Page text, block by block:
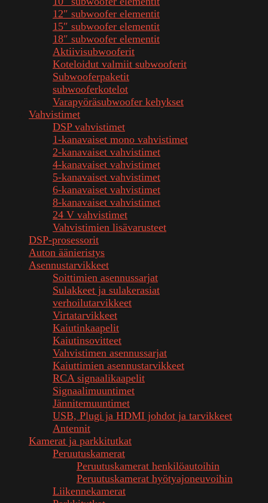
12″ subwoofer elementit
15″ subwoofer elementit
18″ subwoofer elementit
Aktiivisubwooferit
Koteloidut valmiit subwooferit
Subwooferpaketit
subwooferkotelot
Varapyöräsubwoofer kehykset
Vahvistimet
DSP vahvistimet
1-kanavaiset mono vahvistimet
2-kanavaiset vahvistimet
4-kanavaiset vahvistimet
5-kanavaiset vahvistimet
6-kanavaiset vahvistimet
8-kanavaiset vahvistimet
24 V vahvistimet
Vahvistimien lisävarusteet
DSP-prosessorit
Auton äänieristys
Asennustarvikkeet
Soittimien asennussarjat
Sulakkeet ja sulakerasiat
verhoilutarvikkeet
Virtatarvikkeet
Kaiutinkaapelit
Kaiutinsovitteet
Vahvistimen asennussarjat
Kaiuttimien asennustarvikkeet
RCA signaalikaapelit
Signaalimuuntimet
Jännitemuuntimet
USB, Plugi ja HDMI johdot ja tarvikkeet
Antennit
Kamerat ja parkkitutkat
Peruutuskamerat
Peruutuskamerat henkilöautoihin
Peruutuskamerat hyötyajoneuvoihin
Liikennekamerat